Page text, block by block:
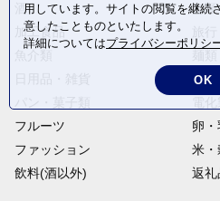
酒
肉類
加工食品
野菜
フルーツ
卵
ファッション
米・
飲料(酒以外)
返礼
用しています。サイトの閲覧を継続
意したことものといたします。
詳細についてはプライバシーポリシ
OK